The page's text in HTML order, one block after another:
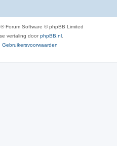
® Forum Software © phpBB Limited
vertaling doorphpBB.nl
Gebruikersvoorwaarden